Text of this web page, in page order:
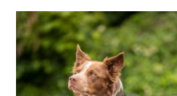
auf.
Die